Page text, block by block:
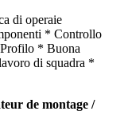
di operaie
* Controllo
* Buona
di squadra *
de montage /